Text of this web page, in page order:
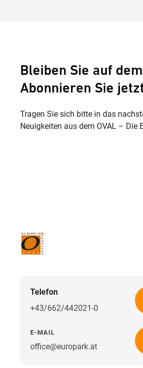
Bleiben Sie auf
Abonnieren Sie
Tragen Sie sich bitte in das
Neuigkeiten aus dem OVAL – Die
Telefon
+43/662/442021-0
E-MAIL
office@europark.at